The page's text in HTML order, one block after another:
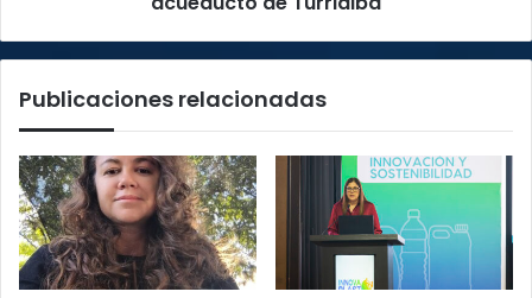
Publicaciones relacionadas